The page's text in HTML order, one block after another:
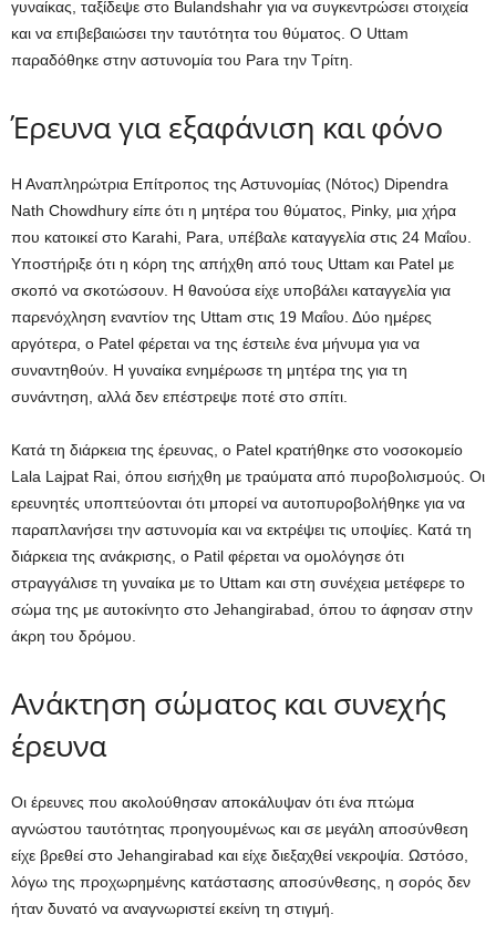
γυναίκας, ταξίδεψε στο Bulandshahr για να συγκεντρώσει στοιχεία
και να επιβεβαιώσει την ταυτότητα του θύματος. Ο Uttam
παραδόθηκε στην αστυνομία του Para την Τρίτη.
Έρευνα για εξαφάνιση και φόνο
Η Αναπληρώτρια Επίτροπος της Αστυνομίας (Νότος) Dipendra
Nath Chowdhury είπε ότι η μητέρα του θύματος, Pinky, μια χήρα
που κατοικεί στο Karahi, Para, υπέβαλε καταγγελία στις 24 Μαΐου.
Υποστήριξε ότι η κόρη της απήχθη από τους Uttam και Patel με
σκοπό να σκοτώσουν. Η θανούσα είχε υποβάλει καταγγελία για
παρενόχληση εναντίον της Uttam στις 19 Μαΐου. Δύο ημέρες
αργότερα, ο Patel φέρεται να της έστειλε ένα μήνυμα για να
συναντηθούν. Η γυναίκα ενημέρωσε τη μητέρα της για τη
συνάντηση, αλλά δεν επέστρεψε ποτέ στο σπίτι.
Κατά τη διάρκεια της έρευνας, ο Patel κρατήθηκε στο νοσοκομείο
Lala Lajpat Rai, όπου εισήχθη με τραύματα από πυροβολισμούς. Οι
ερευνητές υποπτεύονται ότι μπορεί να αυτοπυροβολήθηκε για να
παραπλανήσει την αστυνομία και να εκτρέψει τις υποψίες. Κατά τη
διάρκεια της ανάκρισης, ο Patil φέρεται να ομολόγησε ότι
στραγγάλισε τη γυναίκα με το Uttam και στη συνέχεια μετέφερε το
σώμα της με αυτοκίνητο στο Jehangirabad, όπου το άφησαν στην
άκρη του δρόμου.
Ανάκτηση σώματος και συνεχής
έρευνα
Οι έρευνες που ακολούθησαν αποκάλυψαν ότι ένα πτώμα
αγνώστου ταυτότητας προηγουμένως και σε μεγάλη αποσύνθεση
είχε βρεθεί στο Jehangirabad και είχε διεξαχθεί νεκροψία. Ωστόσο,
λόγω της προχωρημένης κατάστασης αποσύνθεσης, η σορός δεν
ήταν δυνατό να αναγνωριστεί εκείνη τη στιγμή.